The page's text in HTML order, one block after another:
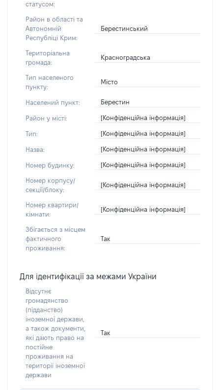
статусом:
Район в області та
Автономній
Республіці Крим:
Берестинський
Територіальна
громада:
Красноградська
Тип населеного
пункту:
Місто
Населений пункт: Берестин
Район у місті: [Конфіденційна інформація]
Тип: [Конфіденційна інформація]
Назва: [Конфіденційна інформація]
Номер будинку: [Конфіденційна інформація]
Номер корпусу/
секції/блоку:
[Конфіденційна інформація]
Номер квартири/
кімнати:
[Конфіденційна інформація]
Збігається з місцем
фактичного
проживання:
Так
Для ідентифікації за межами України
Відсутнє
громадянство
(підданство)
іноземної держави,
а також документи,
які дають право на
постійне
проживання на
території іноземної
держави
Так